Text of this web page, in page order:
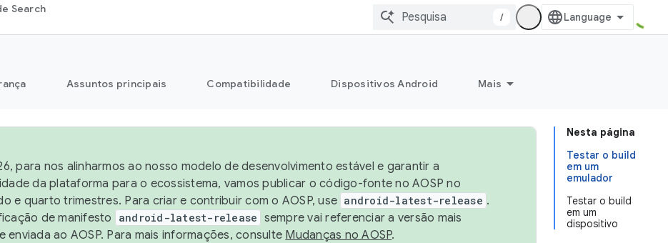
Search
/
Assuntos principais Compatibilidade Dispositivos Android Mais
Nesta página
Testar o build
em um
emulador
Testar o build
em um
dispositivo
para nos alinharmos ao nosso modelo de desenvolvimento estável e garantir a
da plataforma para o ecossistema, vamos publicar o código-fonte no AOSP no
e quarto trimestres. Para criar e contribuir com o AOSP, use android-latest-release .
de manifesto
android-latest-release sempre vai referenciar a versão mais
enviada ao AOSP. Para mais informações, consulte Mudanças no AOSP.